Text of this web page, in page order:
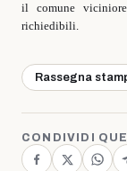
il comune
richiedibili.
Rassegna
CONDIVIDI